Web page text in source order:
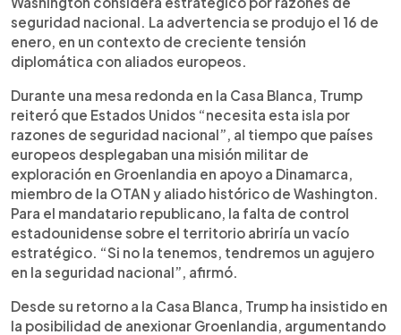
seguridad nacional estadounidense y advirtió que,
sin su control, habría un vacío estratégico frente a
Rusia o China. La postura generó tensiones con
aliados europeos y rechazo dentro del propio
Congreso estadounidense. Dinamarca reforzó su
presencia militar en la isla con apoyo de varios
países europeos, mientras legisladores de EE.
UU. marcaron distancia con las declaraciones de
Trump.
seguridad nacional. La advertencia se produjo el 16 de
enero, en un contexto de creciente tensión
diplomática con aliados europeos.
Durante una mesa redonda en la Casa Blanca, Trump
reiteró que Estados Unidos “necesita esta isla por
razones de seguridad nacional”, al tiempo que países
europeos desplegaban una misión militar de
exploración en Groenlandia en apoyo a Dinamarca,
miembro de la OTAN y aliado histórico de Washington.
Para el mandatario republicano, la falta de control
estadounidense sobre el territorio abriría un vacío
estratégico. “Si no la tenemos, tendremos un agujero
en la seguridad nacional”, afirmó.
Desde su retorno a la Casa Blanca, Trump ha insistido en
la posibilidad de anexionar Groenlandia, argumentando